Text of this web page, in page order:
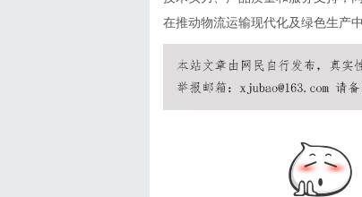
在推动物流运输现代化及绿色生产